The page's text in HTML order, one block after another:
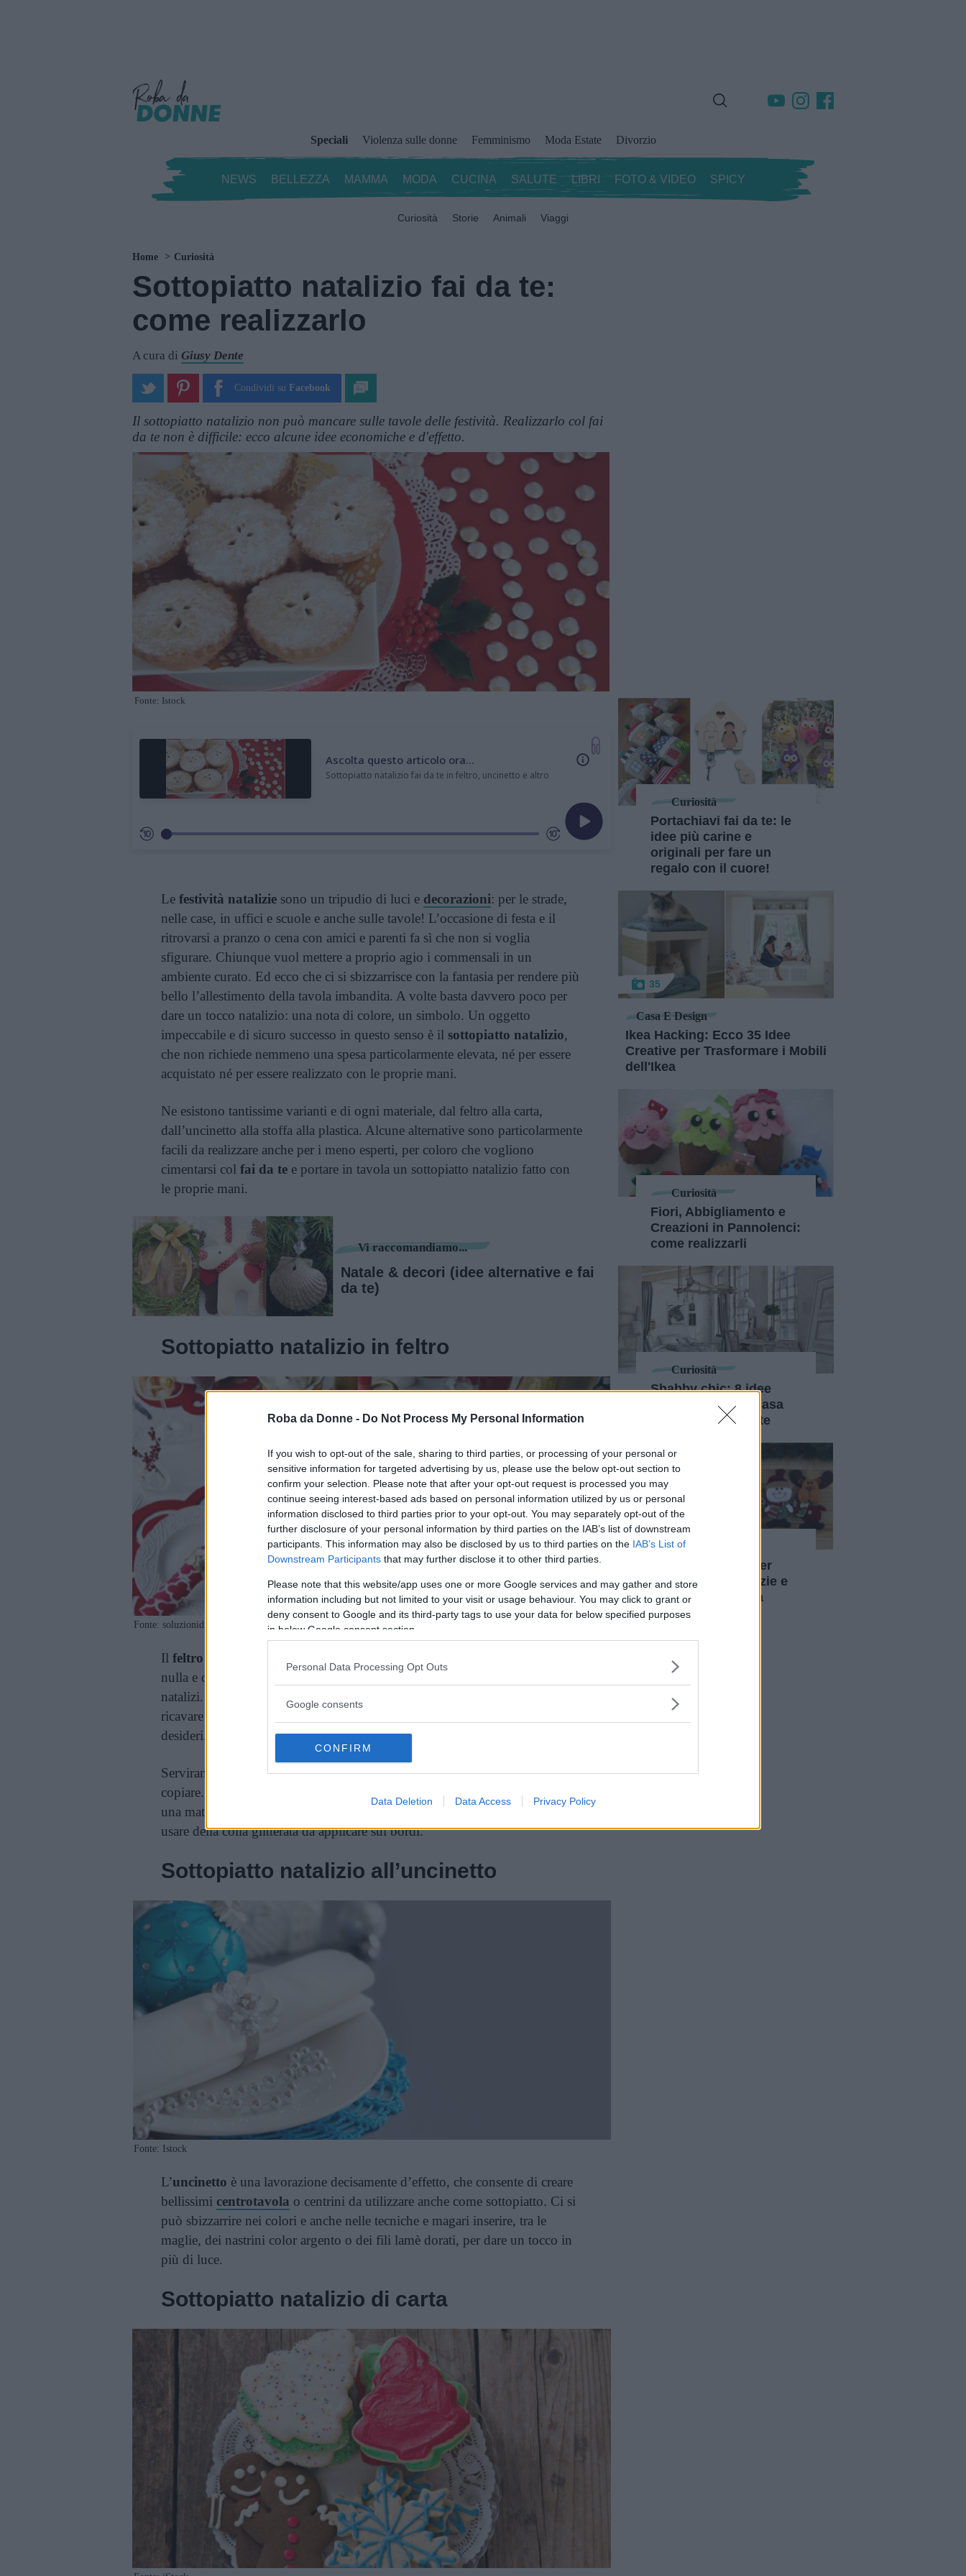
Roba da Donne - Do Not Process My Personal Information
If you wish to opt-out of the sale, sharing to third parties, or processing of your personal or
sensitive information for targeted advertising by us, please use the below opt-out section to
confirm your selection. Please note that after your opt-out request is processed you may
continue seeing interest-based ads based on personal information utilized by us or personal
information disclosed to third parties prior to your opt-out. You may separately opt-out of the
further disclosure of your personal information by third parties on the IAB’s list of downstream
participants. This information may also be disclosed by us to third parties on the IAB’s List of
Downstream Participants that may further disclose it to other third parties.
Please note that this website/app uses one or more Google services and may gather and store
information including but not limited to your visit or usage behaviour. You may click to grant or
deny consent to Google and its third-party tags to use your data for below specified purposes
in below Google consent section.
Personal Data Processing Opt Outs
Google consents
CONFIRM
Data Deletion Data Access Privacy Policy
Speciali Violenza sulle donne Femminismo Moda Estate Divorzio
NEWS BELLEZZA MAMMA MODA CUCINA SALUTE LIBRI FOTO & VIDEO SPICY
Curiosità Storie Animali Viaggi
Home Curiosità
Sottopiatto natalizio fai da te:
come realizzarlo
A cura di Giusy Dente
Condividi su Facebook
Il sottopiatto natalizio non può mancare sulle tavole delle festività. Realizzarlo col fai
da te non è difficile: ecco alcune idee economiche e d'effetto.
Fonte: Istock
Ascolta questo articolo ora...
Sottopiatto natalizio fai da te in feltro, uncinetto e altro
Le festività natalizie sono un tripudio di luci e decorazioni: per le strade,
nelle case, in uffici e scuole e anche sulle tavole! L’occasione di festa e il
ritrovarsi a pranzo o cena con amici e parenti fa sì che non si voglia
sfigurare. Chiunque vuol mettere a proprio agio i commensali in un
ambiente curato. Ed ecco che ci si sbizzarrisce con la fantasia per rendere più
bello l’allestimento della tavola imbandita. A volte basta davvero poco per
dare un tocco natalizio: una nota di colore, un simbolo. Un oggetto
impeccabile e di sicuro successo in questo senso è il sottopiatto natalizio,
che non richiede nemmeno una spesa particolarmente elevata, né per essere
acquistato né per essere realizzato con le proprie mani.
Ne esistono tantissime varianti e di ogni materiale, dal feltro alla carta,
dall’uncinetto alla stoffa alla plastica. Alcune alternative sono particolarmente
facili da realizzare anche per i meno esperti, per coloro che vogliono
cimentarsi col fai da te e portare in tavola un sottopiatto natalizio fatto con
le proprie mani.
Vi raccomandiamo...
Natale & decori (idee alternative e fai
da te)
Sottopiatto natalizio in feltro
Fonte: soluzionidicasa.com
Il feltro
nulla e con poco occorrente accessori di grande effetto, compresi
natalizi. Da un semplice quadrato di feltro rosso, per esempio, si può
ricavare un sottopiatto a forma di fiocco neve o di qualunque altra forma si
desideri.
Serviranno solo delfeltrorosso, forbici, un pattern per il fiocco di neve da
copiare. Si procede tagliando un quadrato di feltro di 30×30 cm, poi con
una matita si ritaglia la forma desiderata e il gioco è fatto. Per decorare si può
usare della colla glitterata da applicare sui bordi.
Sottopiatto natalizio all’uncinetto
Fonte: Istock
L’uncinetto è una lavorazione decisamente d’effetto, che consente di creare
bellissimi centrotavola o centrini da utilizzare anche come sottopiatto. Ci si
può sbizzarrire nei colori e anche nelle tecniche e magari inserire, tra le
maglie, dei nastrini color argento o dei fili lamè dorati, per dare un tocco in
più di luce.
Sottopiatto natalizio di carta
Curiosità
Portachiavi fai da te: le
idee più carine e
originali per fare un
regalo con il cuore!
35
Casa E Design
Ikea Hacking: Ecco 35 Idee
Creative per Trasformare i Mobili
dell'Ikea
Curiosità
Fiori, Abbigliamento e
Creazioni in Pannolenci:
come realizzarli
Curiosità
Shabby chic: 8 idee
originali per una casa
vintage ed elegante
Curiosità
10 idee originali per
decorazioni natalizie e
addobbare la casa